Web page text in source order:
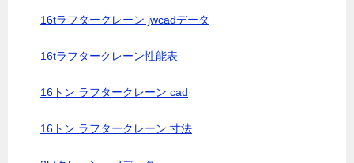
16tラフタークレーン jwcadデータ
16tラフタークレーン性能表
16トン ラフタークレーン cad
16トン ラフタークレーン 寸法